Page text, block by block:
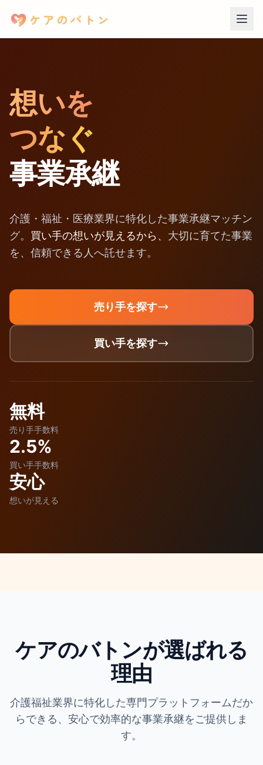
想いを
つなぐ
事業承継
介護・福祉・医療業界に特化した事業承継マッチン
グ。 買い手の想いが見えるから、 大切に育てた事業
を、信頼できる人へ託せます。
売り手を探す
買い手を探す
無料
売り手手数料
2.5%
買い手手数料
安心
想いが見える
ケアのバトンが選ばれる
理由
介護福祉業界に特化した専門プラットフォームだか
らできる、 安心で効率的な事業承継をご提供しま
す。